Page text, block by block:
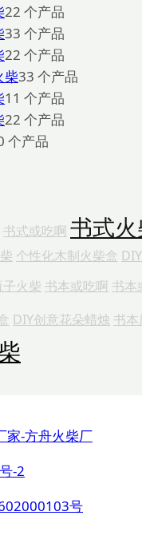
22 个产品
33 个产品
22 个产品
柴33 个产品
1 1 个产品
22 个产品
个产品
书式或吃啊 书式
个性化木制火柴盒
子火柴 书本或吃啊 书本
DIY创意花朵蜡烛 书
家-方舟火柴厂
-2
号